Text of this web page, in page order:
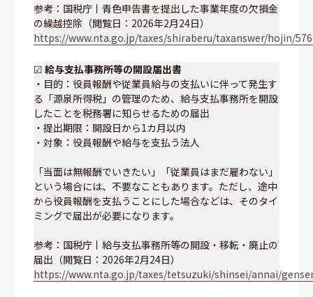
参考：国税庁丨青色申告書を提出した事業年度の欠損金
の繰越控除（閲覧日：2026年2月24日）
https://www.nta.go.jp/taxes/shiraberu/taxanswer/hojin/
☑ 給与支払事務所等の開設届出書
・目的：役員報酬や従業員給与の支払いに伴って発生す
る「源泉所得税」の管理のため、給与支払事務所を開設
したことを税務署に知らせるための届出
・提出期限：開設日から1カ月以内
・対象：役員報酬や給与を支払う法人
「当面は無報酬でいきたい」「従業員はまだ雇わない」
という場合には、不要なこともあります。ただし、途中
から役員報酬を支払うことにした場合などは、そのタイ
ミングで届出が必要になります。
参考：国税庁丨給与支払事務所等の開設・移転・廃止の
届出（閲覧日：2026年2月24日）
https://www.nta.go.jp/taxes/tetsuzuki/shinsei/annai/